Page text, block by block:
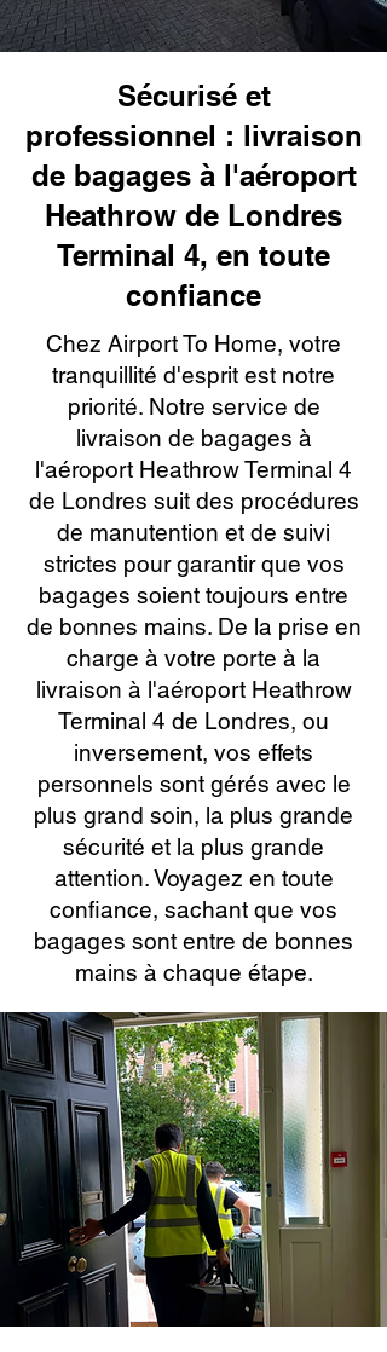
Sécurisé et
professionnel : livraison
de bagages à l'aéroport
Heathrow de Londres
Terminal 4, en toute
confiance
Chez Airport To Home, votre
tranquillité d'esprit est notre
priorité. Notre service de
livraison de bagages à
l'aéroport Heathrow Terminal 4
de Londres suit des procédures
de manutention et de suivi
strictes pour garantir que vos
bagages soient toujours entre
de bonnes mains. De la prise en
charge à votre porte à la
livraison à l'aéroport Heathrow
Terminal 4 de Londres, ou
inversement, vos effets
personnels sont gérés avec le
plus grand soin, la plus grande
sécurité et la plus grande
attention. Voyagez en toute
confiance, sachant que vos
bagages sont entre de bonnes
mains à chaque étape.